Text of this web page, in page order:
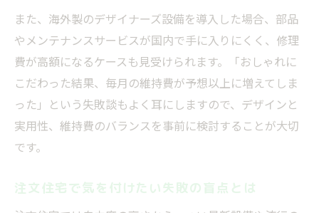
また、海外製のデザイナーズ設備を導入した場合、部品
やメンテナンスサービスが国内で手に入りにくく、修理
費が高額になるケースも見受けられます。「おしゃれに
こだわった結果、毎月の維持費が予想以上に増えてしま
った」という失敗談もよく耳にしますので、デザインと
実用性、維持費のバランスを事前に検討することが大切
です。
注文住宅で気を付けたい失敗の盲点とは